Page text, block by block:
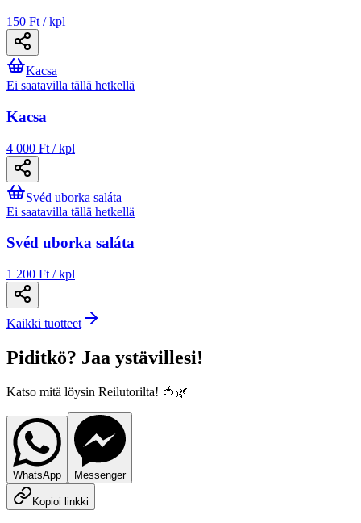
150 Ft / kpl
Kacsa
Ei saatavilla tällä hetkellä
Kacsa
4 000 Ft / kpl
Svéd uborka saláta
Ei saatavilla tällä hetkellä
Svéd uborka saláta
1 200 Ft / kpl
Kaikki tuotteet
Piditkö? Jaa ystävillesi!
Katso mitä löysin Reilutorilta! 🍅🌿
WhatsApp Messenger
Kopioi linkki